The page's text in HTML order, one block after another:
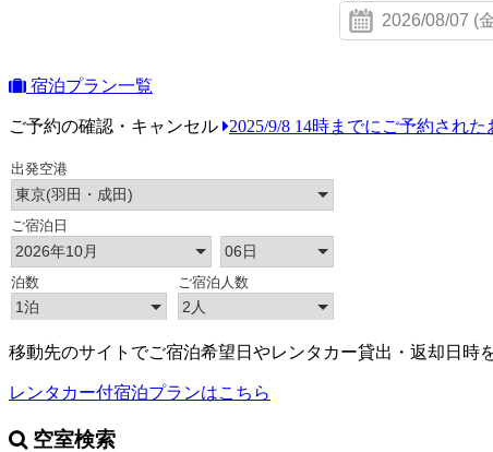
宿泊プラン一覧
ご予約の確認・キャンセル 2025/9/8 14時までにご予約され
移動先のサイトでご宿泊希望日やレンタカー貸出・返却日時
レンタカー付宿泊プランはこちら
空室検索